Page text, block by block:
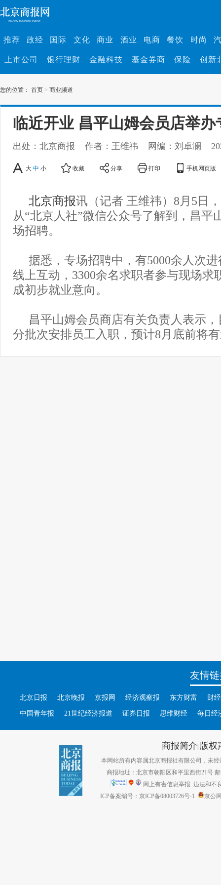
推荐 政经 国际 文化 商业 酒业 电商 餐饮 时尚
上市公司 银行理财 金融科技 基金券商 保险 创新
您的位置： 首页 > 商业频道
临近开业 昌平山姆会员店举办
出处：北京商报 作者：王维祎 网编：刘卓澜
大 中 小 收藏 分享 打印 手机网页版
北京商报讯（记者 王维祎）8月5日
从“北京人社”微信公众号了解到，昌平
场招聘。
据悉，专场招聘中，有5000余人次
线上互动，3300余名求职者参与现场求
成初步就业意向。
昌平山姆会员商店有关负责人表示
分批次安排员工入职，预计8月底前将
友情
北京日报 北京晚报 京报网 经济观察报 东方财富 财
中国青年报 21世纪经济报道 证券日报 思维财经 每日经
商报简介| 版权
本网站所有内容属北京商报社有限公司，未经
商报地址：北京市朝阳区和平里西街21号
网上有害信息举报 违法和不
ICP备案编号：京ICP备08003726号-1
京公